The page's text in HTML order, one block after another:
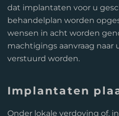
dat implantaten voor u
behandelplan worden
wensen in acht worden
machtigings aanvraag naar
verstuurd worden.
Implantaten
Onder lokale verdoving of,